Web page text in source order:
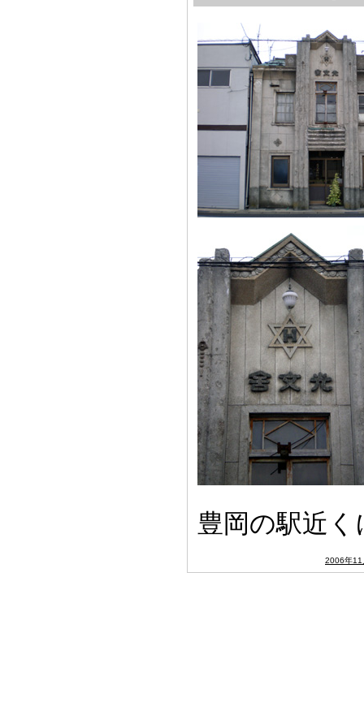
豊岡の駅近
2006年11